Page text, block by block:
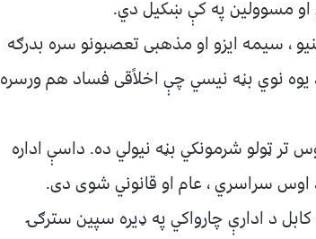
او مسوولین په کې ښکیل دي.
، سیمه ایزو او مذهبی تعصبونو سره بدرګه
یوه نوي بڼه نیسي چې اخلاًقی فساد هم ورسره
تر ټولو شرمونکي بڼه نیولي ده. داسې اداره
سراسري ، عام او قانوني شوی دی.
د ادارې چارواکي په ډیره سپین سترګۍ